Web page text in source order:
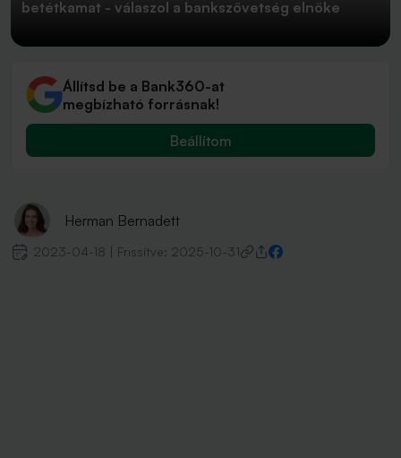
betétkamat - válaszol a bankszövetség elnöke
Állítsd be a Bank360-at
megbízható forrásnak!
Beállítom
Herman Bernadett
2023-04-18 Frissítve: 2025-10-31